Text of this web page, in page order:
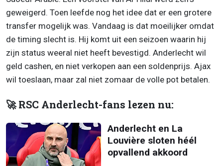
geweigerd. Toen leefde nog het idee dat er een grotere
transfer mogelijk was. Vandaag is dat moeilijker omdat
de timing slecht is. Hij komt uit een seizoen waarin hij
zijn status weeral niet heeft bevestigd. Anderlecht wil
geld cashen, en niet verkopen aan een soldenprijs. Ajax
wil toeslaan, maar zal niet zomaar de volle pot betalen.
🚀 RSC Anderlecht-fans lezen nu:
Anderlecht en La
Louvière sloten héél
opvallend akkoord